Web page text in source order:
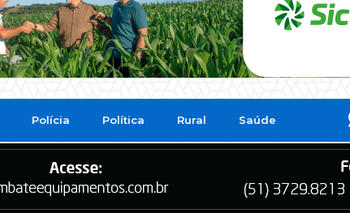
Polícia Política Rural Saúde